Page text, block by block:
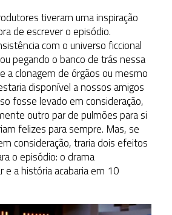
tiveram uma inspiração
de escrever o episódio.
com o universo ficcional
pegando o banco de trás nessa
a clonagem de órgãos ou mesmo
disponível a nossos amigos
fosse levado em consideração,
outro par de pulmões para si
felizes para sempre. Mas, se
consideração, traria dois efeitos
o episódio: o drama
e a história acabaria em 10